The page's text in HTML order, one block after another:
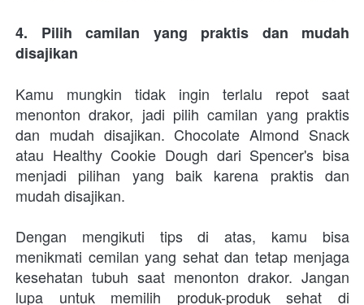
4. Pilih camilan yang praktis dan mudah
disajikan
Kamu mungkin tidak ingin terlalu repot saat
menonton drakor, jadi pilih camilan yang praktis
dan mudah disajikan. Chocolate Almond Snack
atau Healthy Cookie Dough dari Spencer's bisa
menjadi pilihan yang baik karena praktis dan
mudah disajikan.
Dengan mengikuti tips di atas, kamu bisa
menikmati cemilan yang sehat dan tetap menjaga
kesehatan tubuh saat menonton drakor. Jangan